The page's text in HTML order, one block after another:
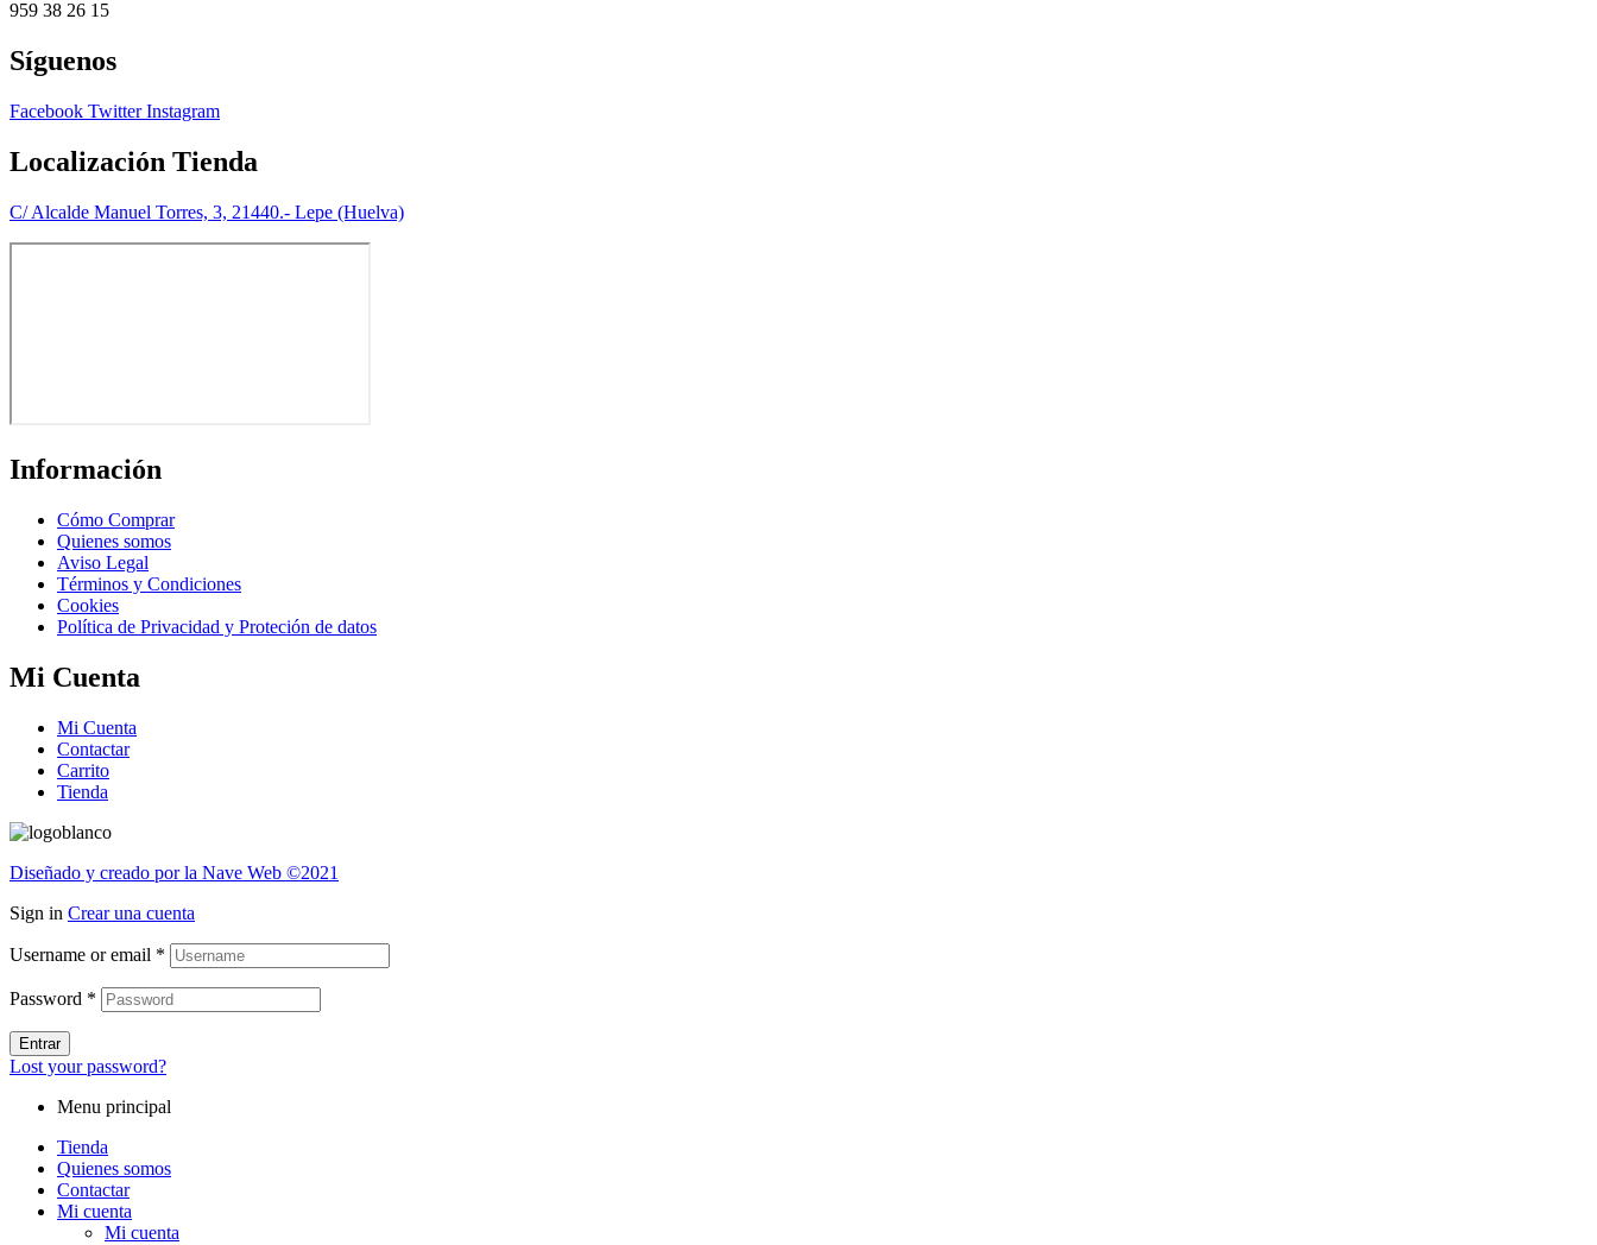
959 38 26 15
Síguenos
Facebook Twitter Instagram
Localización Tienda
C/ Alcalde Manuel Torres, 3, 21440.- Lepe (Huelva)
Información
Cómo Comprar
Quienes somos
Aviso Legal
Términos y Condiciones
Cookies
Política de Privacidad y Proteción de datos
Mi Cuenta
Mi Cuenta
Contactar
Carrito
Tienda
Diseñado y creado por la Nave Web ©2021
Sign in Crear una cuenta
Username or email *
Password *
Entrar
Lost your password?
Menu principal
Tienda
Quienes somos
Contactar
Mi cuenta
Mi cuenta